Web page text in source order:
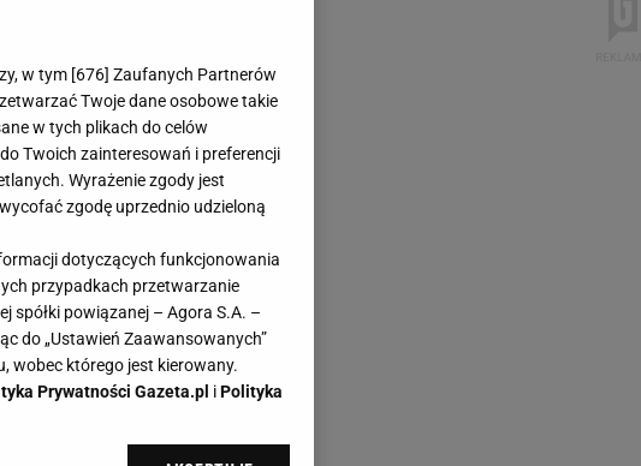
w tym [676] Zaufanych Partnerów
Twoje dane osobowe takie
w tych plikach do celów
Twoich zainteresowań i preferencji
Wyrażenie zgody jest
zgodę uprzednio udzieloną
dotyczących funkcjonowania
przypadkach przetwarzanie
spółki powiązanej – Agora S.A. –
do „Ustawień Zaawansowanych”
wobec którego jest kierowany.
Prywatności Gazeta.pl iPolityka